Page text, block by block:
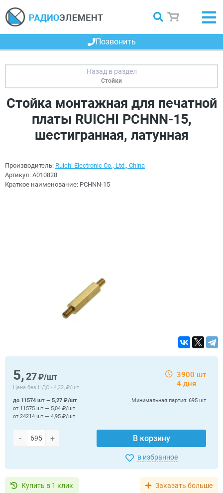
Позвонить
Стойки
Стойка монтажная для печатной
платы RUICHI PCHNN-15,
шестигранная, латунная
Производитель: Ruichi Electronic Co., Ltd., China
Артикул: A010828
Краткое наименование: PCHNN-15
5,27₽/шт
Цена без НДС - 4,32, ₽/шт
3900 шт
4 дня
- + В корзину
Минимальная партия: 695 шт
до 11574 шт — 5,27 ₽/шт
от 11575 шт — 5,04 ₽/шт
от 24214 шт — 4,95 ₽/шт
в избранное
Купить в 1 клик Заказать больше